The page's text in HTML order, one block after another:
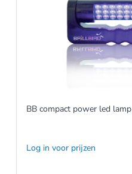
BB compact power led lamp
Log in voor prijzen